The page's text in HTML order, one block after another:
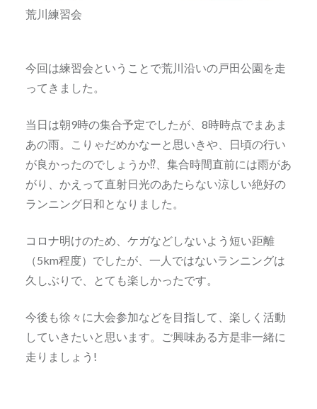
荒川練習会
今回は練習会ということで荒川沿いの戸田公園を走
ってきました。
当日は朝9時の集合予定でしたが、8時時点でまあま
あの雨。こりゃだめかなーと思いきや、日頃の行い
が良かったのでしょうか⁉、集合時間直前には雨があ
がり、かえって直射日光のあたらない涼しい絶好の
ランニング日和となりました。
コロナ明けのため、ケガなどしないよう短い距離
（5km程度）でしたが、一人ではないランニングは
久しぶりで、とても楽しかったです。
今後も徐々に大会参加などを目指して、楽しく活動
していきたいと思います。ご興味ある方是非一緒に
走りましょう!